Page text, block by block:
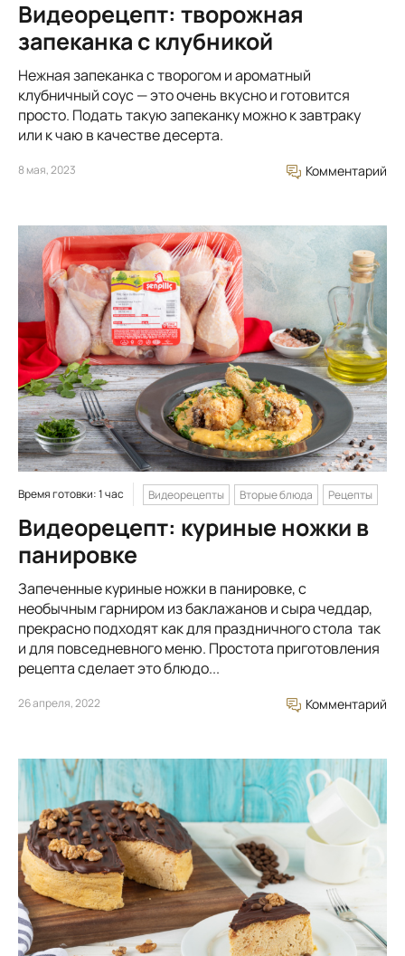
Видеорецепт: творожная
запеканка с клубникой
Нежная запеканка с творогом и ароматный
клубничный соус — это очень вкусно и готовится
просто. Подать такую запеканку можно к завтраку
или к чаю в качестве десерта.
8 мая, 2023 Комментарий
Время готовки: 1 час Видеорецепты Вторые блюда Рецепты
Видеорецепт: куриные ножки в
панировке
Запеченные куриные ножки в панировке, с
необычным гарниром из баклажанов и сыра чеддар,
прекрасно подходят как для праздничного стола так
и для повседневного меню. Простота приготовления
рецепта сделает это блюдо...
26 апреля, 2022 Комментарий